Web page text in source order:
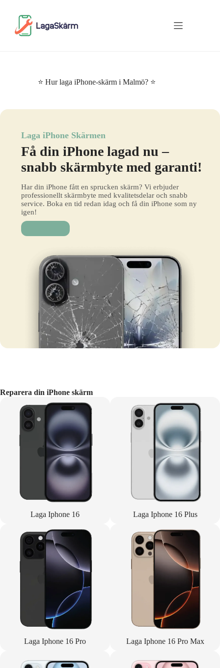
⭐ Hur laga iPhone-skärm i Malmö? ⭐
Laga iPhone Skärmen
Få din iPhone lagad nu –
snabb skärmbyte med garanti!
Har din iPhone fått en sprucken skärm? Vi erbjuder
professionellt skärmbyte med kvalitetsdelar och snabb
service. Boka en tid redan idag och få din iPhone som ny
igen!
Reparera din iPhone skärm
Laga Iphone 16 Laga Iphone 16 Plus
Laga Iphone 16 Pro Laga Iphone 16 Pro Max